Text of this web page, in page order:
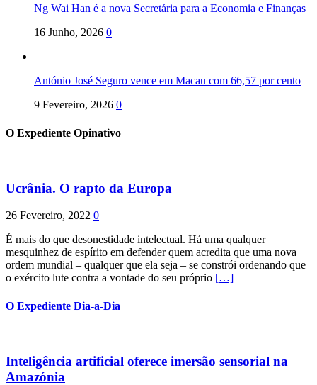
Ng Wai Han é a nova Secretária para a Economia e Finanças
16 Junho, 2026 0
António José Seguro vence em Macau com 66,57 por cento
9 Fevereiro, 2026 0
O Expediente Opinativo
Ucrânia. O rapto da Europa
26 Fevereiro, 2022 0
É mais do que desonestidade intelectual. Há uma qualquer
mesquinhez de espírito em defender quem acredita que uma nova
ordem mundial – qualquer que ela seja – se constrói ordenando que
o exército lute contra a vontade do seu próprio […]
O Expediente Dia-a-Dia
Inteligência artificial oferece imersão sensorial na
Amazónia